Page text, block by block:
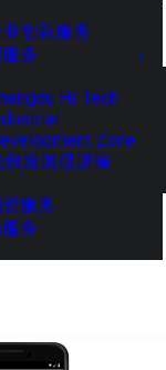
创新服务
务
Hi-Tech
Zone
敦发展促进署
服务
务